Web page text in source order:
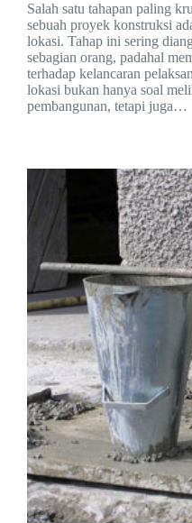
Salah satu tahapan paling
sebuah proyek konstruksi
lokasi. Tahap ini sering
sebagian orang, padahal
terhadap kelancaran
lokasi bukan hanya soal
pembangunan, tetapi juga…